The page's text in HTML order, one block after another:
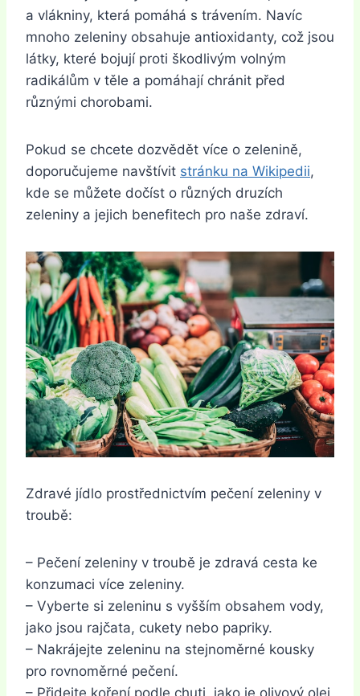
a vlákniny, která pomáhá s trávením. Navíc
mnoho zeleniny obsahuje antioxidanty, což jsou
látky, které bojují proti škodlivým volným
radikálům v těle a pomáhají chránit před
různými chorobami.
Pokud se chcete dozvědět více o zelenině,
doporučujeme navštívit stránku na Wikipedii,
kde se můžete dočíst o různých druzích
zeleniny a jejich benefitech pro naše zdraví.
Zdravé jídlo prostřednictvím pečení zeleniny v
troubě:
– Pečení zeleniny v troubě je zdravá cesta ke
konzumaci více zeleniny.
– Vyberte si zeleninu s vyšším obsahem vody,
jako jsou rajčata, cukety nebo papriky.
– Nakrájejte zeleninu na stejnoměrné kousky
pro rovnoměrné pečení.